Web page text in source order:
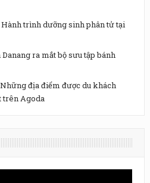
trình dưỡng sinh phân tử tại
ra mắt bộ sưu tập bánh
địa điểm được du khách
trên Agoda